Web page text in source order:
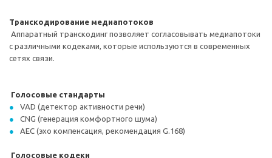
Транскодирование медиапотоков
Аппаратный транскодинг позволяет согласовывать медиапотоки
с различными кодеками, которые используются в современных
сетях связи.
Голосовые стандарты
VAD (детектор активности речи)
CNG (генерация комфортного шума)
AEC (эхо компенсация, рекомендация G.168)
Голосовые кодеки